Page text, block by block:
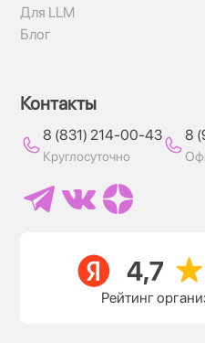
Для LLM
Блог
Контакты
8 (831) 214-00-43
Круглосуточно
8
Рейтинг